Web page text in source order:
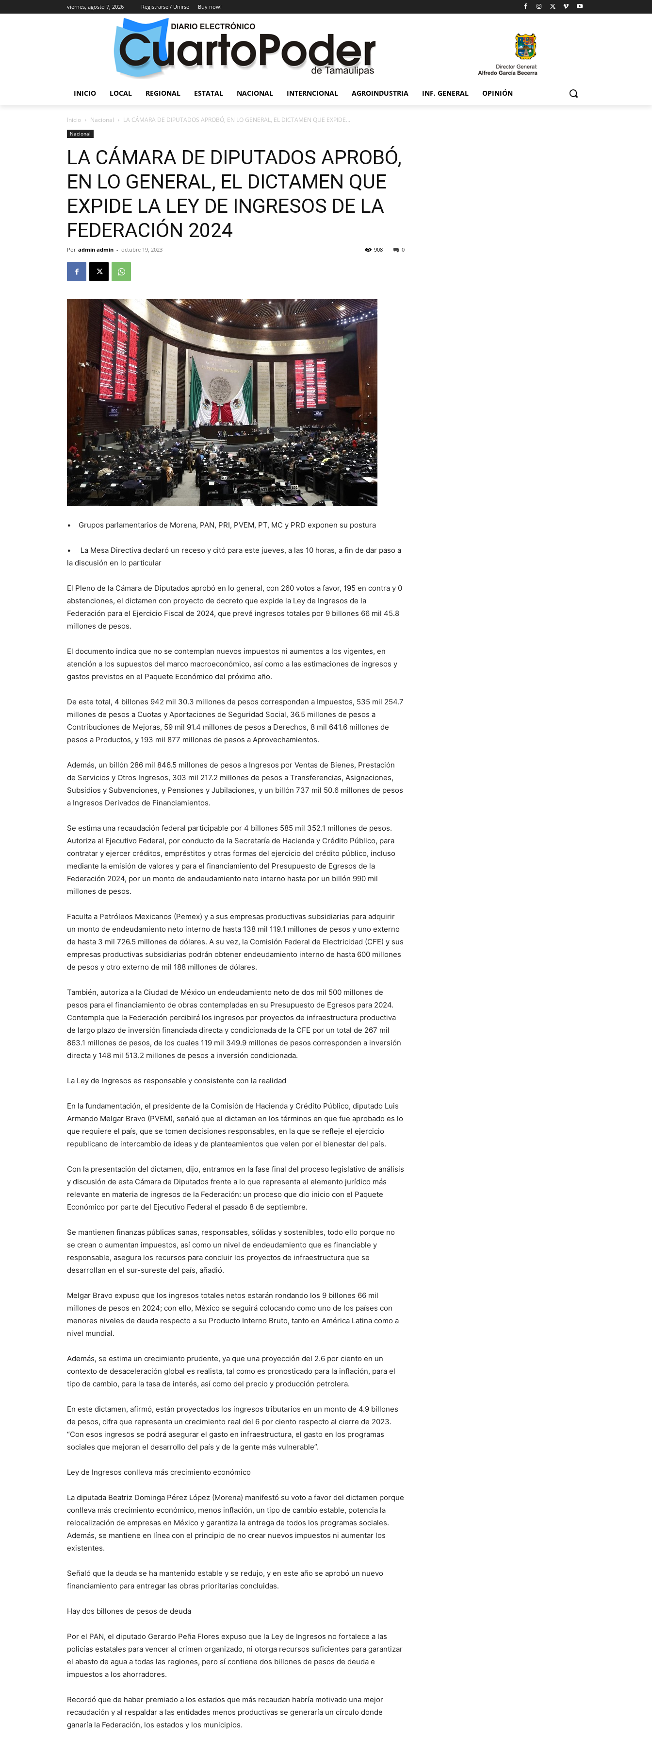
viernes, agosto 7, 2026 Registrarse / Unirse Buy now!
INICIO LOCAL REGIONAL ESTATAL NACIONAL INTERNCIONAL AGROINDUSTRIA INF. GENERAL OPINIÓN
Inicio Nacional LA CÁMARA DE DIPUTADOS APROBÓ, EN LO GENERAL, EL DICTAMEN QUE EXPIDE...
Nacional
LA CÁMARA DE DIPUTADOS APROBÓ,
EN LO GENERAL, EL DICTAMEN QUE
EXPIDE LA LEY DE INGRESOS DE LA
FEDERACIÓN 2024
Por admin admin - octubre 19, 2023 0
908
• Grupos parlamentarios de Morena, PAN, PRI, PVEM, PT, MC y PRD exponen su postura
• La Mesa Directiva declaró un receso y citó para este jueves, a las 10 horas, a fin de dar paso a
la discusión en lo particular
El Pleno de la Cámara de Diputados aprobó en lo general, con 260 votos a favor, 195 en contra y 0
abstenciones, el dictamen con proyecto de decreto que expide la Ley de Ingresos de la
Federación para el Ejercicio Fiscal de 2024, que prevé ingresos totales por 9 billones 66 mil 45.8
millones de pesos.
El documento indica que no se contemplan nuevos impuestos ni aumentos a los vigentes, en
atención a los supuestos del marco macroeconómico, así como a las estimaciones de ingresos y
gastos previstos en el Paquete Económico del próximo año.
De este total, 4 billones 942 mil 30.3 millones de pesos corresponden a Impuestos, 535 mil 254.7
millones de pesos a Cuotas y Aportaciones de Seguridad Social, 36.5 millones de pesos a
Contribuciones de Mejoras, 59 mil 91.4 millones de pesos a Derechos, 8 mil 641.6 millones de
pesos a Productos, y 193 mil 877 millones de pesos a Aprovechamientos.
Además, un billón 286 mil 846.5 millones de pesos a Ingresos por Ventas de Bienes, Prestación
de Servicios y Otros Ingresos, 303 mil 217.2 millones de pesos a Transferencias, Asignaciones,
Subsidios y Subvenciones, y Pensiones y Jubilaciones, y un billón 737 mil 50.6 millones de pesos
a Ingresos Derivados de Financiamientos.
Se estima una recaudación federal participable por 4 billones 585 mil 352.1 millones de pesos.
Autoriza al Ejecutivo Federal, por conducto de la Secretaría de Hacienda y Crédito Público, para
contratar y ejercer créditos, empréstitos y otras formas del ejercicio del crédito público, incluso
mediante la emisión de valores y para el financiamiento del Presupuesto de Egresos de la
Federación 2024, por un monto de endeudamiento neto interno hasta por un billón 990 mil
millones de pesos.
Faculta a Petróleos Mexicanos (Pemex) y a sus empresas productivas subsidiarias para adquirir
un monto de endeudamiento neto interno de hasta 138 mil 119.1 millones de pesos y uno externo
de hasta 3 mil 726.5 millones de dólares. A su vez, la Comisión Federal de Electricidad (CFE) y sus
empresas productivas subsidiarias podrán obtener endeudamiento interno de hasta 600 millones
de pesos y otro externo de mil 188 millones de dólares.
También, autoriza a la Ciudad de México un endeudamiento neto de dos mil 500 millones de
pesos para el financiamiento de obras contempladas en su Presupuesto de Egresos para 2024.
Contempla que la Federación percibirá los ingresos por proyectos de infraestructura productiva
de largo plazo de inversión financiada directa y condicionada de la CFE por un total de 267 mil
863.1 millones de pesos, de los cuales 119 mil 349.9 millones de pesos corresponden a inversión
directa y 148 mil 513.2 millones de pesos a inversión condicionada.
La Ley de Ingresos es responsable y consistente con la realidad
En la fundamentación, el presidente de la Comisión de Hacienda y Crédito Público, diputado Luis
Armando Melgar Bravo (PVEM), señaló que el dictamen en los términos en que fue aprobado es lo
que requiere el país, que se tomen decisiones responsables, en la que se refleje el ejercicio
republicano de intercambio de ideas y de planteamientos que velen por el bienestar del país.
Con la presentación del dictamen, dijo, entramos en la fase final del proceso legislativo de análisis
y discusión de esta Cámara de Diputados frente a lo que representa el elemento jurídico más
relevante en materia de ingresos de la Federación: un proceso que dio inicio con el Paquete
Económico por parte del Ejecutivo Federal el pasado 8 de septiembre.
Se mantienen finanzas públicas sanas, responsables, sólidas y sostenibles, todo ello porque no
se crean o aumentan impuestos, así como un nivel de endeudamiento que es financiable y
responsable, asegura los recursos para concluir los proyectos de infraestructura que se
desarrollan en el sur-sureste del país, añadió.
Melgar Bravo expuso que los ingresos totales netos estarán rondando los 9 billones 66 mil
millones de pesos en 2024; con ello, México se seguirá colocando como uno de los países con
menores niveles de deuda respecto a su Producto Interno Bruto, tanto en América Latina como a
nivel mundial.
Además, se estima un crecimiento prudente, ya que una proyección del 2.6 por ciento en un
contexto de desaceleración global es realista, tal como es pronosticado para la inflación, para el
tipo de cambio, para la tasa de interés, así como del precio y producción petrolera.
En este dictamen, afirmó, están proyectados los ingresos tributarios en un monto de 4.9 billones
de pesos, cifra que representa un crecimiento real del 6 por ciento respecto al cierre de 2023.
“Con esos ingresos se podrá asegurar el gasto en infraestructura, el gasto en los programas
sociales que mejoran el desarrollo del país y de la gente más vulnerable”.
Ley de Ingresos conlleva más crecimiento económico
La diputada Beatriz Dominga Pérez López (Morena) manifestó su voto a favor del dictamen porque
conlleva más crecimiento económico, menos inflación, un tipo de cambio estable, potencia la
relocalización de empresas en México y garantiza la entrega de todos los programas sociales.
Además, se mantiene en línea con el principio de no crear nuevos impuestos ni aumentar los
existentes.
Señaló que la deuda se ha mantenido estable y se redujo, y en este año se aprobó un nuevo
financiamiento para entregar las obras prioritarias concluidas.
Hay dos billones de pesos de deuda
Por el PAN, el diputado Gerardo Peña Flores expuso que la Ley de Ingresos no fortalece a las
policías estatales para vencer al crimen organizado, ni otorga recursos suficientes para garantizar
el abasto de agua a todas las regiones, pero sí contiene dos billones de pesos de deuda e
impuestos a los ahorradores.
Recordó que de haber premiado a los estados que más recaudan habría motivado una mejor
recaudación y al respaldar a las entidades menos productivas se generaría un círculo donde
ganaría la Federación, los estados y los municipios.